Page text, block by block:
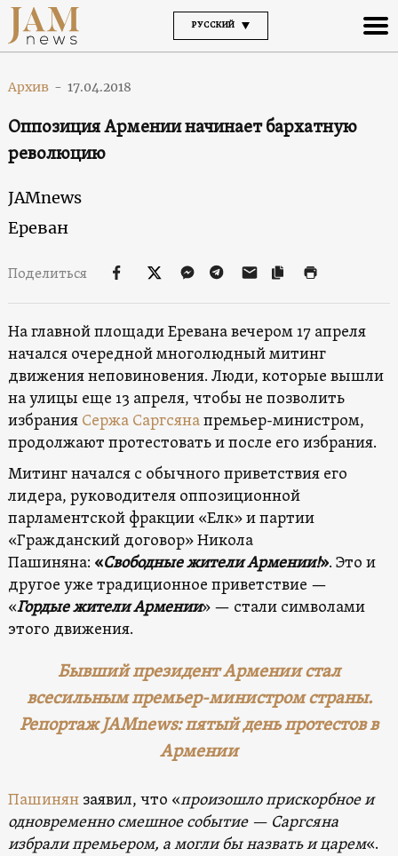
РУССКИЙ
Архив - 17.04.2018
Оппозиция Армении начинает бархатную
революцию
JAMnews
Ереван
Поделиться
На главной площади Еревана вечером 17 апреля
начался очередной многолюдный митинг
движения неповиновения. Люди, которые вышли
на улицы еще 13 апреля, чтобы не позволить
избрания Сержа Саргсянапремьер-министром,
продолжают протестовать и после его избрания.
Митинг начался с обычного приветствия его
лидера, руководителя оппозиционной
парламентской фракции «Елк» и партии
«Гражданский договор» Никола
Пашиняна: «Свободные жители Армении!». Это и
другое уже традиционное приветствие —
«Гордые жители Армении» — стали символами
этого движения.
Бывший президент Армении стал
всесильным премьер-министром страны.
Репортаж JAMnews: пятый день протестов в
Армении
Пашинянзаявил, что «произошло прискорбное и
одновременно смешное событие — Саргсяна
избрали премьером, а могли бы назвать и царем«.